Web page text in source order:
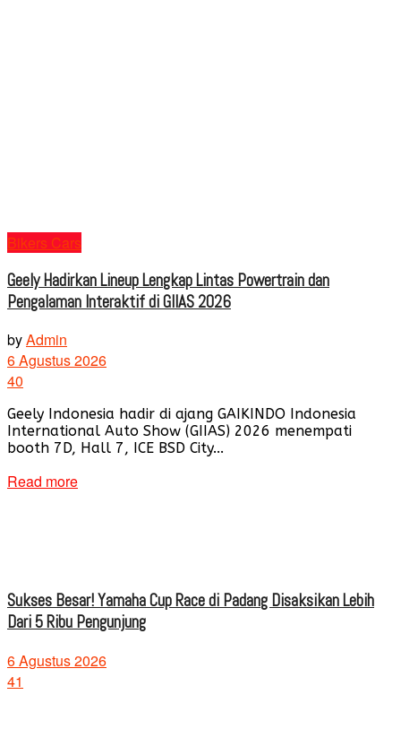
Bikers Cars
Geely Hadirkan Lineup Lengkap Lintas Powertrain dan
Pengalaman Interaktif di GIIAS 2026
byAdmin
6 Agustus 2026
40
Geely Indonesia hadir di ajang GAIKINDO Indonesia
International Auto Show (GIIAS) 2026 menempati
booth 7D, Hall 7, ICE BSD City...
Read more
Sukses Besar! Yamaha Cup Race di Padang Disaksikan Lebih
Dari 5 Ribu Pengunjung
6 Agustus 2026
41